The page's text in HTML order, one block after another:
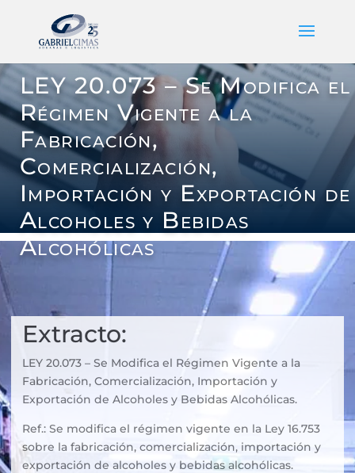
LEY 20.073 – Se Modifica el
Régimen Vigente a la
Fabricación,
Comercialización,
Importación y Exportación de
Alcoholes y Bebidas
Alcohólicas
Extracto:
LEY 20.073 – Se Modifica el Régimen Vigente a la
Fabricación, Comercialización, Importación y
Exportación de Alcoholes y Bebidas Alcohólicas.
Ref.: Se modifica el régimen vigente en la Ley 16.753
sobre la fabricación, comercialización, importación y
exportación de alcoholes y bebidas alcohólicas.